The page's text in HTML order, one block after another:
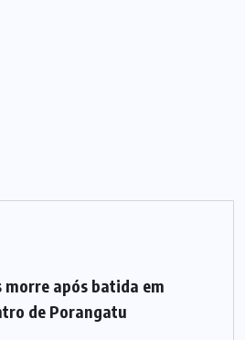
morre após batida em
de Porangatu